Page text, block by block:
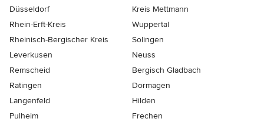
Düsseldorf
Kreis Mettmann
Rhein-Erft-Kreis
Wuppertal
Rheinisch-Bergischer Kreis
Solingen
Leverkusen
Neuss
Remscheid
Bergisch Gladbach
Ratingen
Dormagen
Langenfeld
Hilden
Pulheim
Frechen